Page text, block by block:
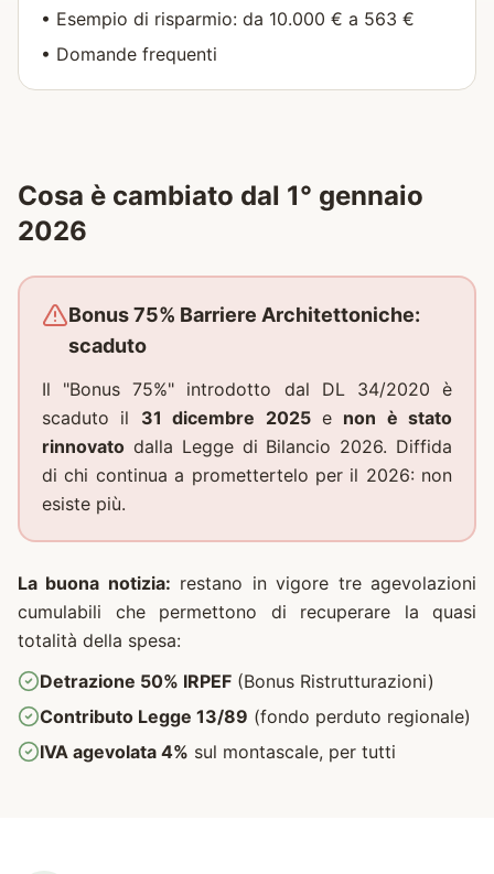
• Esempio di risparmio: da 10.000 € a 563 €
• Domande frequenti
Cosa è cambiato dal 1° gennaio
2026
Bonus 75% Barriere Architettoniche:
scaduto
Il "Bonus 75%" introdotto dal DL 34/2020 è
scaduto il 31 dicembre 2025e non è stato
rinnovato dalla Legge di Bilancio 2026. Diffida
di chi continua a promettertelo per il 2026: non
esiste più.
La buona notizia: restano in vigore tre agevolazioni
cumulabili che permettono di recuperare la quasi
totalità della spesa:
Detrazione 50% IRPEF (Bonus Ristrutturazioni)
Contributo Legge 13/89 (fondo perduto regionale)
IVA agevolata 4% sul montascale, per tutti